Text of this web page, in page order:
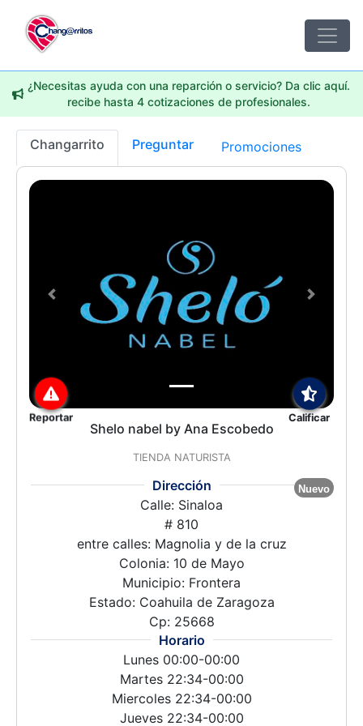
¿Necesitas ayuda con una reparción o servicio? Da clic aquí.
recibe hasta 4 cotizaciones de profesionales.
Changarrito Preguntar Promociones
Reportar Calificar
Shelo nabel by Ana Escobedo
TIENDA NATURISTA
Nuevo
Dirección
Calle: Sinaloa
# 810
entre calles: Magnolia y de la cruz
Colonia: 10 de Mayo
Municipio: Frontera
Estado: Coahuila de Zaragoza
Cp: 25668
Horario
Lunes 00:00-00:00
Martes 22:34-00:00
Miercoles 22:34-00:00
Jueves 22:34-00:00